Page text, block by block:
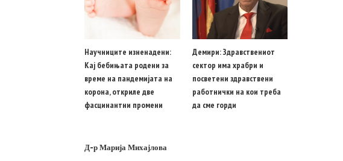
Научниците изненадени:
Кај бебињата родени за
време на пандемијата на
корона, откриле две
фасцинантни промени
Демири: Здравствениот
сектор има храбри и
посветени здравствени
работнички на кои треба
да сме горди
Д-р Марија Михајлова